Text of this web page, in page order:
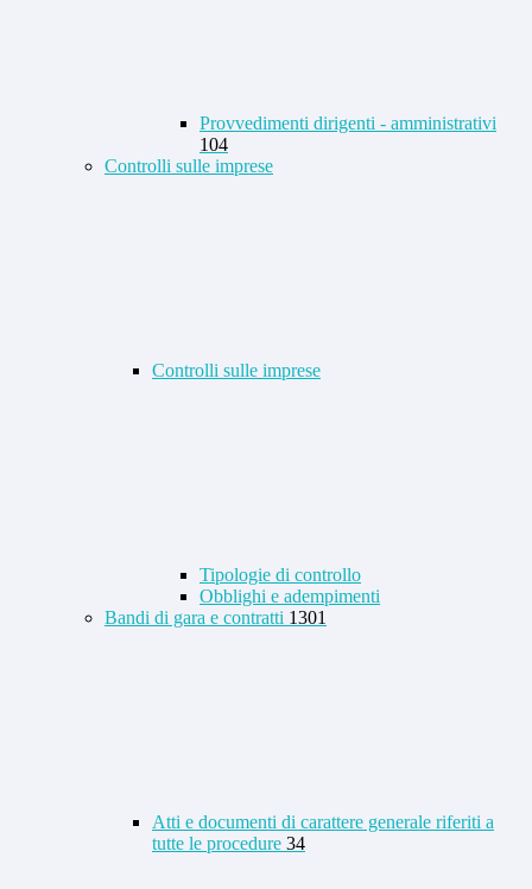
Provvedimenti dirigenti - amministrativi
104
Controlli sulle imprese
Controlli sulle imprese
Tipologie di controllo
Obblighi e adempimenti
Bandi di gara e contratti 1301
Atti e documenti di carattere generale riferiti a
tutte le procedure 34